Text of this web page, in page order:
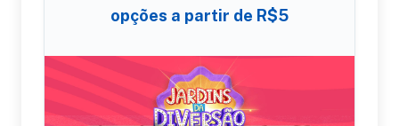
opções a partir de R$5